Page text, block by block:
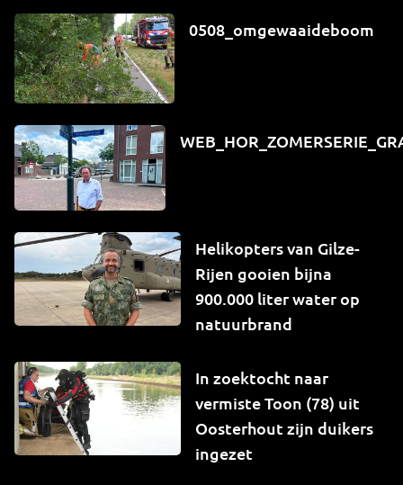
0508_omgewaaideboom
Helikopters van Gilze-
Rijen gooien bijna
900.000 liter water op
natuurbrand
In zoektocht naar
vermiste Toon (78) uit
Oosterhout zijn duikers
ingezet